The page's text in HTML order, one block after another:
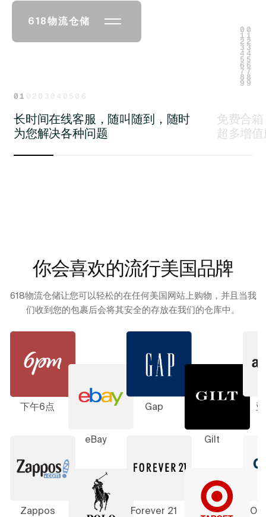
0
1
2
3
4
5
6
7
8
9
0
1
2
3
4
5
6
7
8
9
01
长时间在线客服 ， 随叫 随到 ， 随时
为您解决各种问题
免费合箱
超 多增值
你会喜欢的流行美国品牌
618物流仓储让您可以轻松的在任何美国网站上购物，并且当我
们收到您的包裹后会将其安全的存放在我们的仓库中。
下午6点
Zappos
eBay
Gap
Forever 21
Gilt